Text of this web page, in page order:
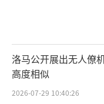
洛马公开展出无人僚
高度相似
2026-07-29 10:40:26